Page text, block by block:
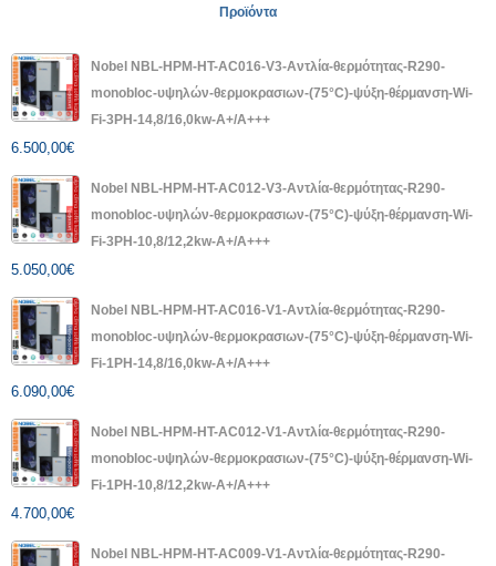
Προϊόντα
Nobel NBL-HPM-HT-AC016-V3-Αντλία-θερμότητας-R290-
monobloc-υψηλών-θερμοκρασιων-(75°C)-ψύξη-θέρμανση-Wi-
Fi-3PH-14,8/16,0kw-A+/A+++
6.500,00€
Nobel NBL-HPM-HT-AC012-V3-Αντλία-θερμότητας-R290-
monobloc-υψηλών-θερμοκρασιων-(75°C)-ψύξη-θέρμανση-Wi-
Fi-3PH-10,8/12,2kw-A+/A+++
5.050,00€
Nobel NBL-HPM-HT-AC016-V1-Αντλία-θερμότητας-R290-
monobloc-υψηλών-θερμοκρασιων-(75°C)-ψύξη-θέρμανση-Wi-
Fi-1PH-14,8/16,0kw-A+/A+++
6.090,00€
Nobel NBL-HPM-HT-AC012-V1-Αντλία-θερμότητας-R290-
monobloc-υψηλών-θερμοκρασιων-(75°C)-ψύξη-θέρμανση-Wi-
Fi-1PH-10,8/12,2kw-A+/A+++
4.700,00€
Nobel NBL-HPM-HT-AC009-V1-Αντλία-θερμότητας-R290-